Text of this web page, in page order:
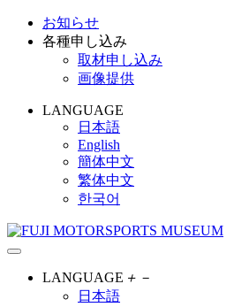
お知らせ
各種申し込み
取材申し込み
画像提供
LANGUAGE
日本語
English
簡体中文
繁体中文
한국어
LANGUAGE ＋ －
日本語